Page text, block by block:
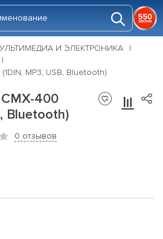
И ЭЛЕКТРОНИКА
MP3, USB, Bluetooth)
400
Bluetooth)
0 отзывов